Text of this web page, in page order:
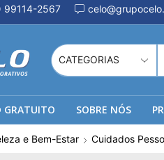
99114-2567
GRATUITO SOBRE NÓS
e Bem-Estar Cuidados